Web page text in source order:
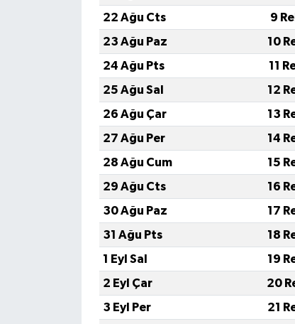
22 Ağu Cts
9
23 Ağu Paz
10
24 Ağu Pts
11
25 Ağu Sal
12
26 Ağu Çar
13
27 Ağu Per
14
28 Ağu Cum
15
29 Ağu Cts
16
30 Ağu Paz
17
31 Ağu Pts
18
1 Eyl Sal
19
2 Eyl Çar
20
3 Eyl Per
21